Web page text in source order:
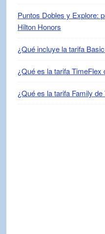
Puntos Dobles y Explore:
Hilton Honors
¿Qué incluye la tarifa
¿Qué es la tarifa TimeFlex
¿Qué es la tarifa Family de